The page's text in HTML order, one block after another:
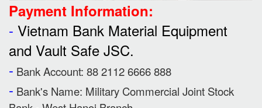
Payment Information:
- Vietnam Bank Material Equipment
and Vault Safe JSC.
- Bank Account: 88 2112 6666 888
- Bank's Name: Military Commercial Joint Stock